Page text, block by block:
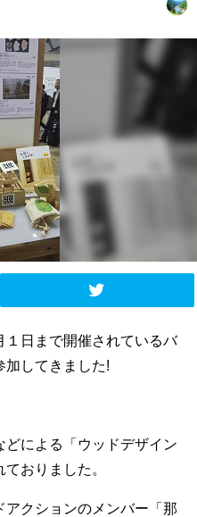
１日まで開催されているバ
加してきました!
による「ウッドデザイン
おりました。
アクションのメンバー「那